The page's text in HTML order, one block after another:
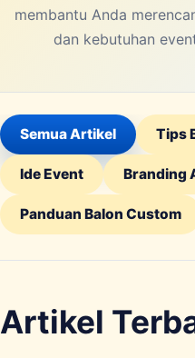
membantu Anda
dan kebutuhan
Semua Artikel Tips
Ide Event Branding
Panduan Balon Custom
Artikel